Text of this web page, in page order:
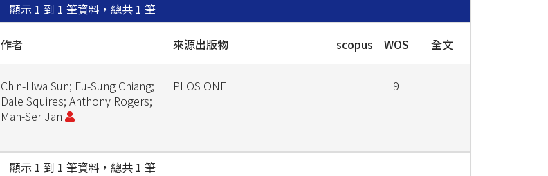
顯示 1 到 1 筆資料，總共 1 筆
作者 來源出版物 scopus WOS 全文
Chin-Hwa Sun; Fu-Sung Chiang;
Dale Squires; Anthony Rogers;
Man-Ser Jan
PLOS ONE 9
顯示 1 到 1 筆資料，總共 1 筆